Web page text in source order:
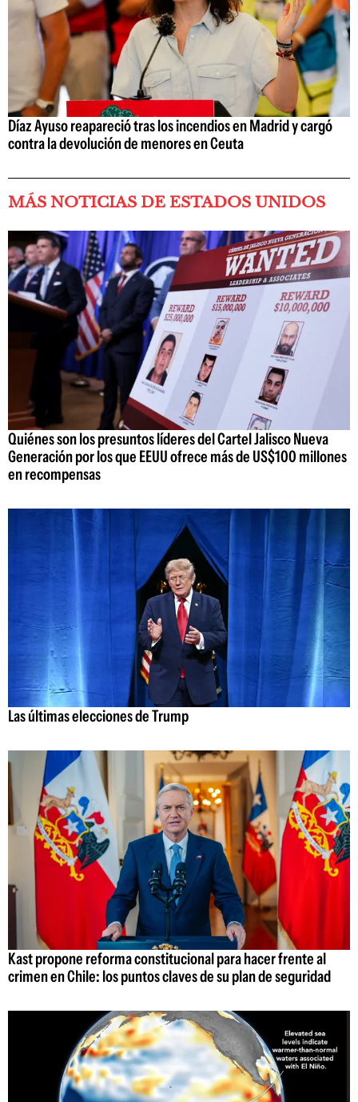
Díaz Ayuso reapareció tras los incendios en Madrid y cargó
contra la devolución de menores en Ceuta
MÁS NOTICIAS DE ESTADOS UNIDOS
Quiénes son los presuntos líderes del Cartel Jalisco Nueva
Generación por los que EEUU ofrece más de US$100 millones
en recompensas
Las últimas elecciones de Trump
Kast propone reforma constitucional para hacer frente al
crimen en Chile: los puntos claves de su plan de seguridad